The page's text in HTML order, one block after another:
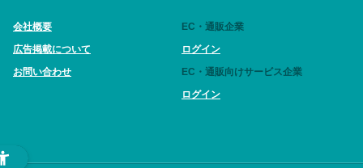
会社概要
広告掲載について
お問い合わせ
EC・通販企業
ログイン
EC・通販向けサービス企業
ログイン